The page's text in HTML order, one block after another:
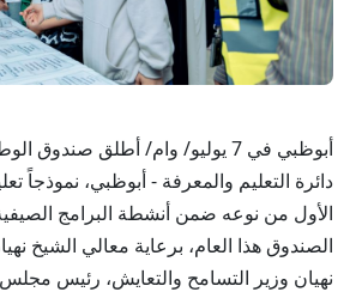
أبوظبي في 7 يوليو/ وام/ أطلق صندوق
دائرة التعليم والمعرفة - أبوظبي، نموذجاً
الأول من نوعه ضمن أنشطة البرامج
الصندوق هذا العام، برعاية معالي الشيخ
نهيان وزير التسامح والتعايش، رئيس